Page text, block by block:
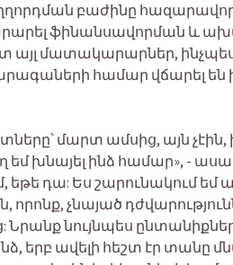
բաժինը
ֆինանսավորման և
մատակարարներ,
համար վճարել են
մարտ ամսից, այն չէին,
եմ խնայել ինձ համար», -
եթե դա: Ես շարունակում
չնայած
նույնպես ընտանիքներ
երբ ավելի հեշտ էր տանը